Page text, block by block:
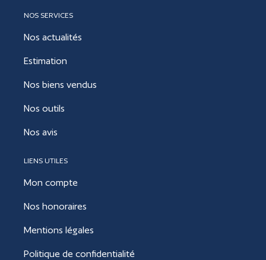
NOS SERVICES
Nos actualités
Estimation
Nos biens vendus
Nos outils
Nos avis
LIENS UTILES
Mon compte
Nos honoraires
Mentions légales
Politique de confidentialité